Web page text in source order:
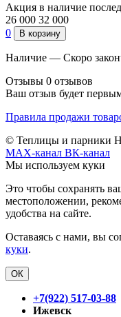
Акция в наличие
26 000 32 000
0
В корзину
Наличие — Скоро
Отзывы 0 отзывов
Ваш отзыв будет
Правила продажи
© Теплицы и парники
MAX-канал ВК-канал
Мы используем куки
Это чтобы сохранять
местоположении,
удобства на сайте.
Оставаясь с нами, вы
куки.
ОК
+7(922) 517-03-88
Ижевск